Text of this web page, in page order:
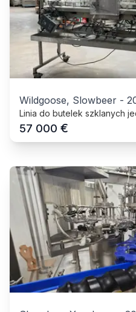
Wildgoose, Slowbeer -
Linia do butelek szklanych
57 000 €